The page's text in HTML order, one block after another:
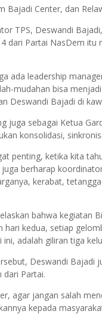
Bajadi Center, dan
TPS, Deswandi
dari Partai NasDem
ada leadership
mudahan bisa
Deswandi Bajadi di
juga sebagai Ketua
konsolidasi,
penting, ketika kita
berharap
kerabat,
bahwa kegiatan
hari kedua, setiap
ini, adalah giliran tiga
Deswandi Bajadi
dari Partai.
agar jangan salah
kepada